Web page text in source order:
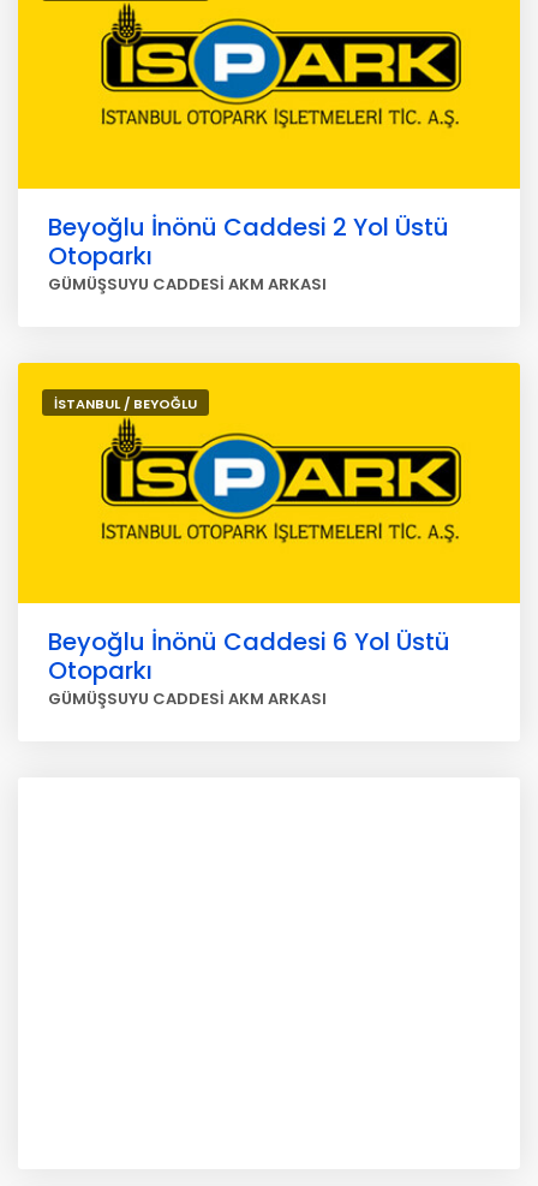
Beyoğlu İnönü Caddesi 2 Yol Üstü
Otoparkı
GÜMÜŞSUYU CADDESİ AKM ARKASI
İSTANBUL / BEYOĞLU
Beyoğlu İnönü Caddesi 6 Yol Üstü
Otoparkı
GÜMÜŞSUYU CADDESİ AKM ARKASI